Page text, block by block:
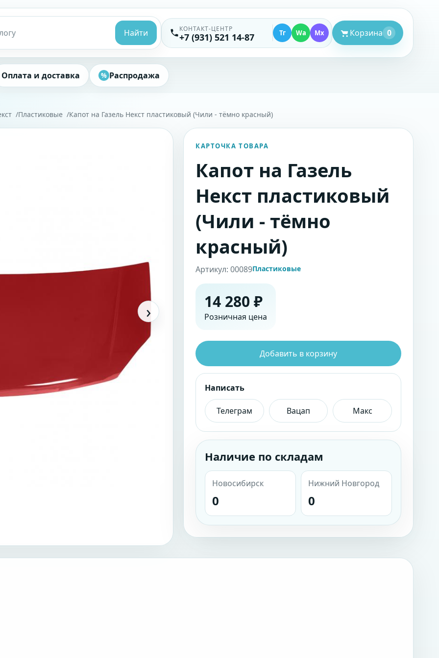
Найти КОНТАКТ-ЦЕНТР
+7 (931) 521 14-87 Тг Wa Mx Корзина 0
Оплата и доставка % Распродажа
Пластиковые Капот на Газель Некст пластиковый (Чили - тёмно красный)
›
КАРТОЧКА ТОВАРА
Капот на Газель
Некст пластиковый
(Чили - тёмно
красный)
Артикул: 00089Пластиковые
14 280 ₽
Розничная цена
Добавить в корзину
Написать
Телеграм Вацап Макс
Наличие по складам
Новосибирск
0
Нижний Новгород
0